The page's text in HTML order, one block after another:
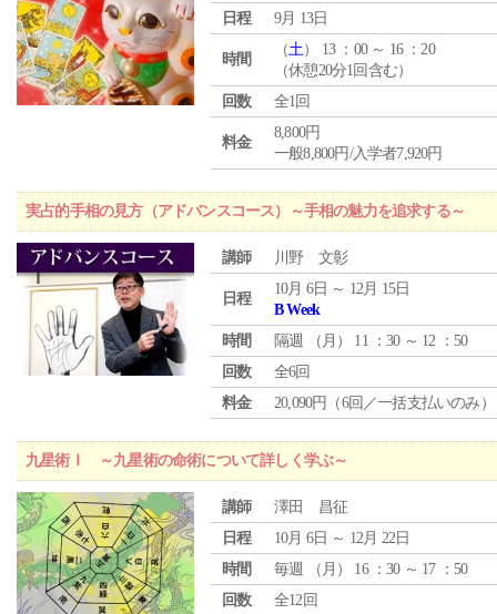
日程
9月 13日
時間
（土） 13 ：00 ～ 16 ：20
（休憩20分1回含む）
回数
全1回
料金
8,800円
一般8,800円/入学者7,920円
実占的手相の見方（アドバンスコース）～手相の魅力を追求する～
講師 川野 文彰
日程
10月 6日 ～ 12月 15日
B Week
時間
隔週 （ 月 ） 11 ：30 ～ 12 ：50
回数
全6回
料金
20,090円（6回／一括支払いのみ）
九星術Ⅰ ～九星術の命術について詳しく学ぶ～
講師
澤田 昌征
日程
10月 6日 ～ 12月 22日
時間
毎週 （ 月 ） 16 ：30 ～ 17 ：50
回数
全12回